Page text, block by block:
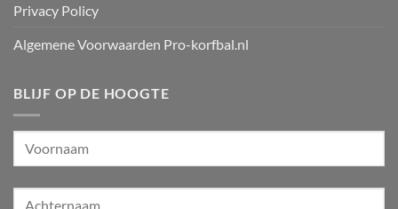
Privacy Policy
Algemene Voorwaarden Pro-korfbal.nl
BLIJF OP DE HOOGTE